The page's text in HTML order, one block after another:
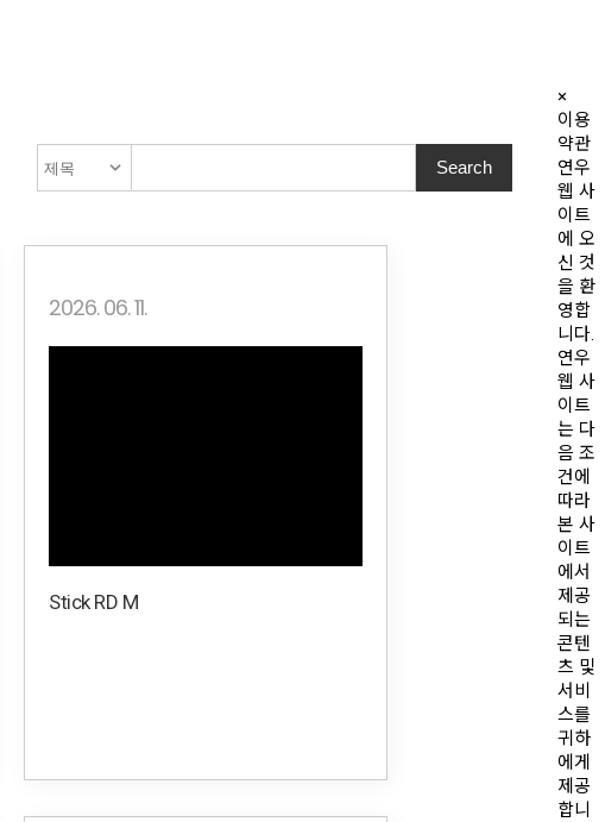
2026. 06. 11.
Stick RD M
×
이용
약관
연우
웹 사
이트
에 오
신 것
을 환
영합
니다.
연우
웹 사
이트
는 다
음 조
건에
따라
본 사
이트
에서
제공
되는
콘텐
츠 및
서비
스를
귀하
에게
제공
합니